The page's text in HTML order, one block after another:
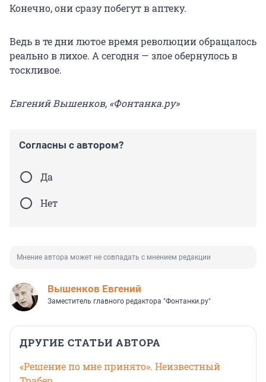
Конечно, они сразу побегут в аптеку.
Ведь в те дни лютое время революции обращалось
реально в лихое. А сегодня — злое обернулось в
тоскливое.
Евгений Вышенков, «Фонтанка.ру»
Согласны с автором?
Да
Нет
Мнение автора может не совпадать с мнением редакции
Вышенков Евгений
Заместитель главного редактора "Фонтанки.ру"
ДРУГИЕ СТАТЬИ АВТОРА
«Решение по мне принято». Неизвестный